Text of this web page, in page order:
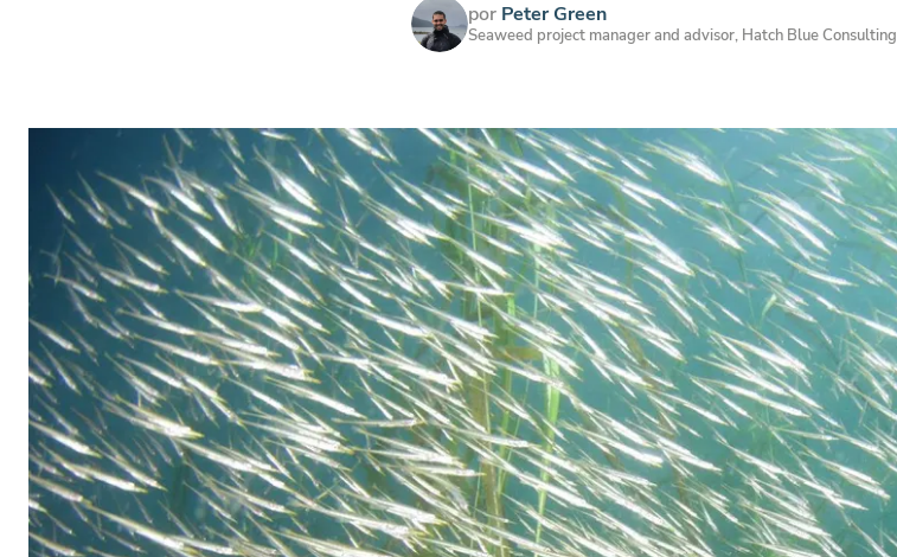
por Peter Green
Seaweed project manager and advisor, Hatch Blue Consulting